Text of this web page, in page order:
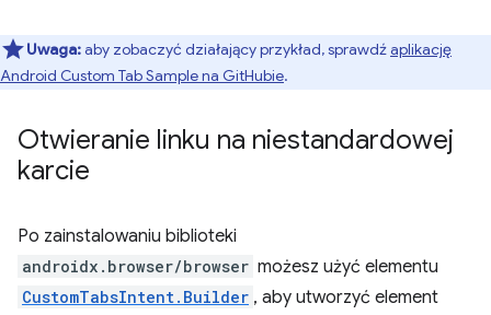
Uwaga:aby zobaczyć działający przykład, sprawdźaplikację
Android Custom Tab Sample na GitHubie.
Otwieranie linku na niestandardowej
karcie
Po zainstalowaniu biblioteki
androidx.browser/browser możesz użyć elementu
CustomTabsIntent.Builder , aby utworzyć element